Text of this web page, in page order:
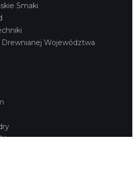
Smaki
Województwa